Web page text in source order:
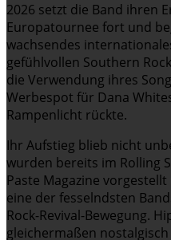
2026 setzt die Band ihren
Europatournee fort und
wachsendes
gefühlvollen Southern
die Verwendung ihres
Werbespot für Dana
Rampenlicht rückte.
Ihr Aufstieg blieb nicht
wurden bereits im Rolling
Paste Magazine
eine der fesselndsten
Rock-Revival-Bewegung.
gleichermaßen